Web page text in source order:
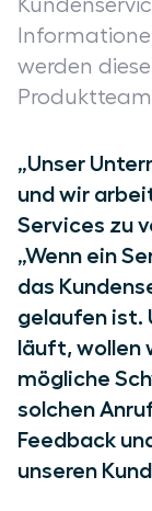
werden
„Unser
und wir
Services zu
„Wenn ein
das
gelaufen ist.
läuft, wollen
mögliche
solchen
Feedback
unseren